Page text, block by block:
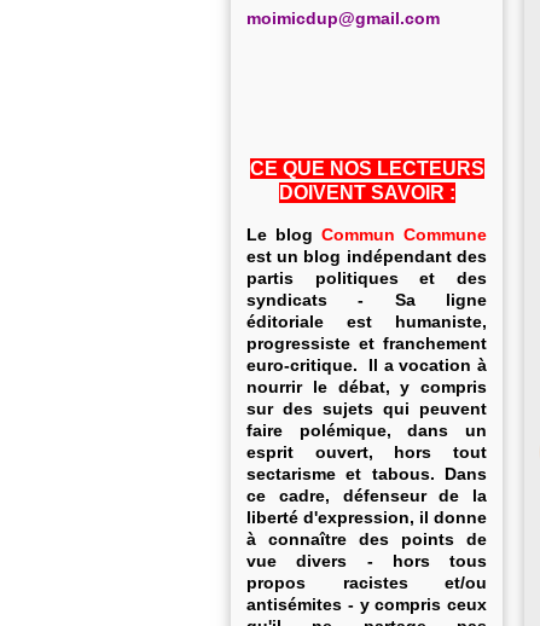
moimicdup@gmail.com
CE QUE NOS LECTEURS
DOIVENT SAVOIR :
Le blog Commun Commune
est un blog indépendant des
partis politiques et des
syndicats - Sa ligne
éditoriale est humaniste,
progressiste et franchement
euro-critique. Il a vocation à
nourrir le débat, y compris
sur des sujets qui peuvent
faire polémique, dans un
esprit ouvert, hors tout
sectarisme et tabous. Dans
ce cadre, défenseur de la
liberté d'expression, il donne
à connaître des points de
vue divers - hors tous
propos racistes et/ou
antisémites - y compris ceux